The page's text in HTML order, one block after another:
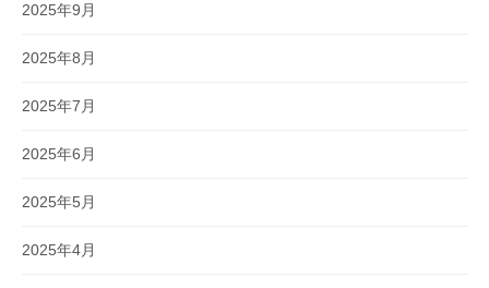
2025年9月
2025年8月
2025年7月
2025年6月
2025年5月
2025年4月